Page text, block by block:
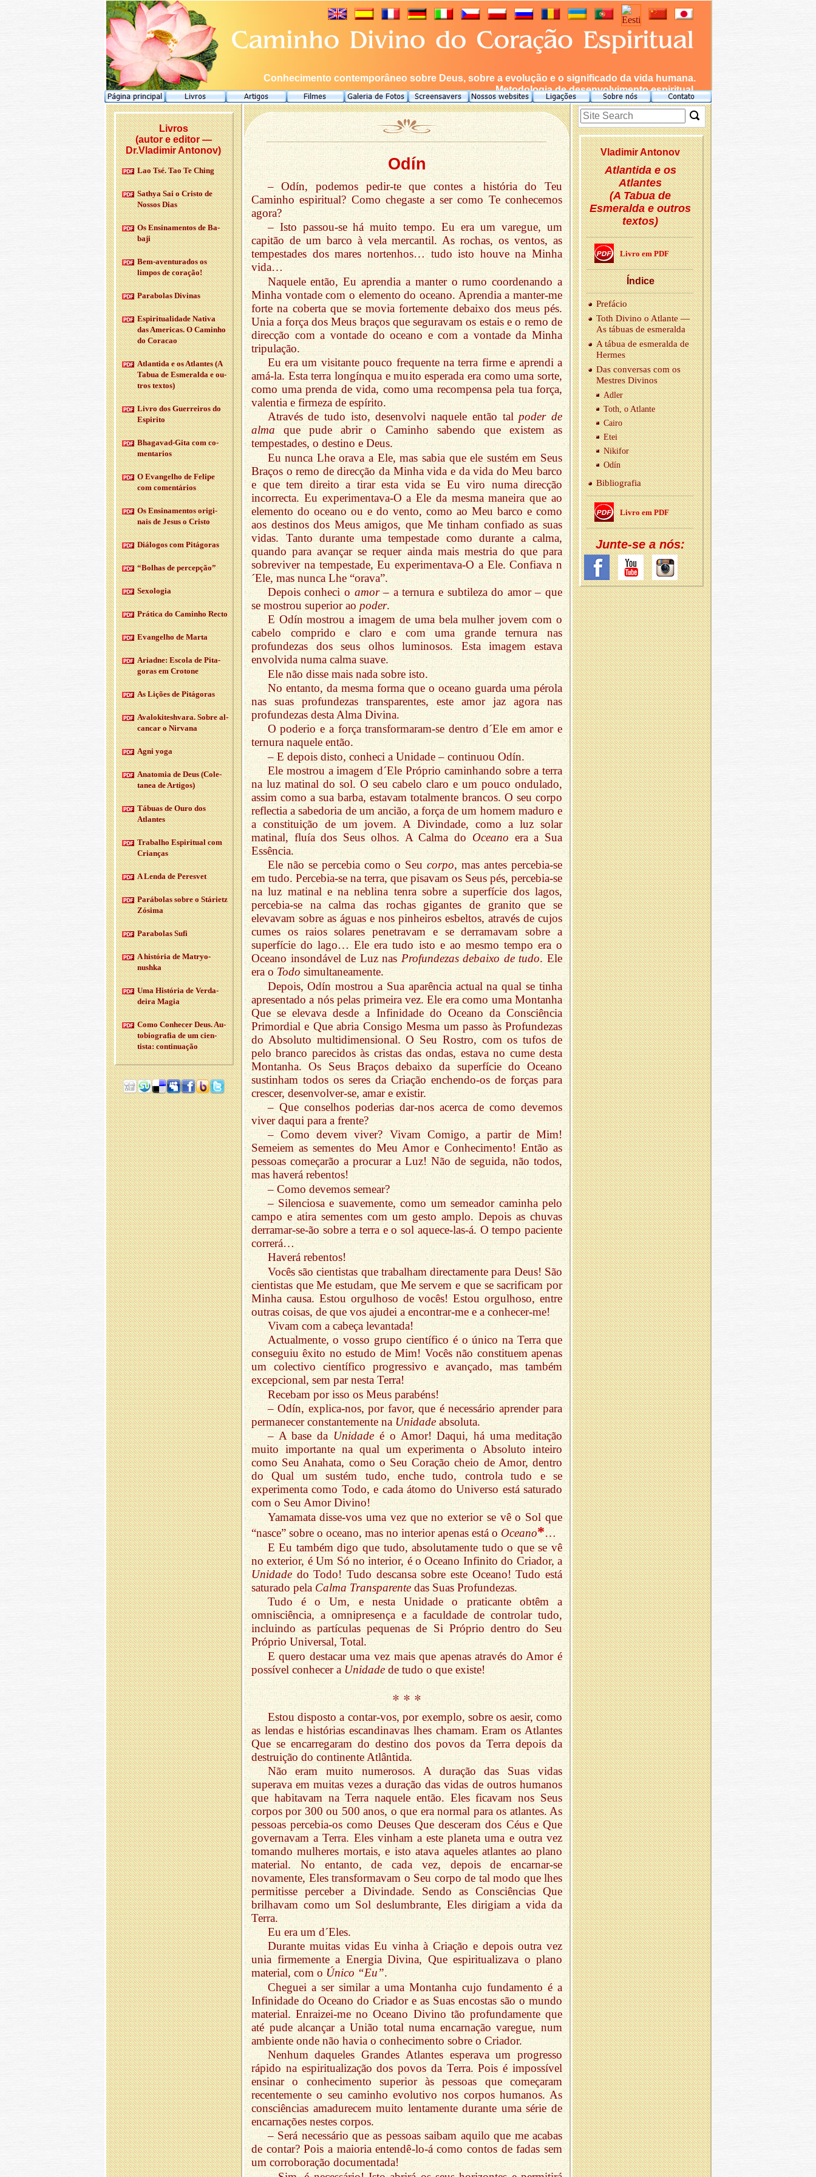
Conhecimento contemporâneo sobre Deus, sobre a evolução e o significado da vida humana.
Metodologia de desenvolvimento espiritual.
Odín
– Odín, podemos pedir-te que contes a história do Teu
Caminho espiritual? Como chegaste a ser como Te conhecemos
agora?
– Isto passou-se há muito tempo. Eu era um varegue, um
capitão de um barco à vela mercantil. As rochas, os ventos, as
tempestades dos mares nortenhos… tudo isto houve na Minha
vida…
Naquele então, Eu aprendia a manter o rumo coordenando a
Minha vontade com o elemento do oceano. Aprendia a manter-me
forte na coberta que se movia fortemente debaixo dos meus pés.
Unia a força dos Meus braços que seguravam os estais e o remo de
direcção com a vontade do oceano e com a vontade da Minha
tripulação.
Eu era um visitante pouco frequente na terra firme e aprendi a
amá-la. Esta terra longínqua e muito esperada era como uma sorte,
como uma prenda de vida, como uma recompensa pela tua força,
valentia e firmeza de espírito.
Através de tudo isto, desenvolvi naquele então talpoder de
almaque pude abrir o Caminho sabendo que existem as
tempestades, o destino e Deus.
Eu nunca Lhe orava a Ele, mas sabia que ele sustém em Seus
Braços o remo de direcção da Minha vida e da vida do Meu barco
e que tem direito a tirar esta vida se Eu viro numa direcção
incorrecta. Eu experimentava-O a Ele da mesma maneira que ao
elemento do oceano ou e do vento, como ao Meu barco e como
aos destinos dos Meus amigos, que Me tinham confiado as suas
vidas. Tanto durante uma tempestade como durante a calma,
quando para avançar se requer ainda mais mestria do que para
sobreviver na tempestade, Eu experimentava-O a Ele. Confiava n
´Ele, mas nunca Lhe “orava”.
Depois conheci oamor– a ternura e subtileza do amor – que
se mostrou superior aopoder.
E Odín mostrou a imagem de uma bela mulher jovem com o
cabelo comprido e claro e com uma grande ternura nas
profundezas dos seus olhos luminosos. Esta imagem estava
envolvida numa calma suave.
Ele não disse mais nada sobre isto.
No entanto, da mesma forma que o oceano guarda uma pérola
nas suas profundezas transparentes, este amor jaz agora nas
profundezas desta Alma Divina.
O poderio e a força transformaram-se dentro d´Ele em amor e
ternura naquele então.
– E depois disto, conheci a Unidade – continuou Odín.
Ele mostrou a imagem d´Ele Próprio caminhando sobre a terra
na luz matinal do sol. O seu cabelo claro e um pouco ondulado,
assim como a sua barba, estavam totalmente brancos. O seu corpo
reflectia a sabedoria de um ancião, a força de um homem maduro e
a constituição de um jovem. A Divindade, como a luz solar
matinal, fluía dos Seus olhos. A Calma do Oceano era a Sua
Essência.
Ele não se percebia como o Seucorpo, mas antes percebia-se
em tudo. Percebia-se na terra, que pisavam os Seus pés, percebia-se
na luz matinal e na neblina tenra sobre a superfície dos lagos,
percebia-se na calma das rochas gigantes de granito que se
elevavam sobre as águas e nos pinheiros esbeltos, através de cujos
cumes os raios solares penetravam e se derramavam sobre a
superfície do lago… Ele era tudo isto e ao mesmo tempo era o
Oceano insondável de Luz nasProfundezas debaixo de tudo. Ele
era oTodosimultaneamente.
Depois, Odín mostrou a Sua aparência actual na qual se tinha
apresentado a nós pelas primeira vez. Ele era como uma Montanha
Que se elevava desde a Infinidade do Oceano da Consciência
Primordial e Que abria Consigo Mesma um passo às Profundezas
do Absoluto multidimensional. O Seu Rostro, com os tufos de
pelo branco parecidos às cristas das ondas, estava no cume desta
Montanha. Os Seus Braços debaixo da superfície do Oceano
sustinham todos os seres da Criação enchendo-os de forças para
crescer, desenvolver-se, amar e existir.
– Que conselhos poderias dar-nos acerca de como devemos
viver daqui para a frente?
– Como devem viver? Vivam Comigo, a partir de Mim!
Semeiem as sementes do Meu Amor e Conhecimento! Então as
pessoas começarão a procurar a Luz! Não de seguida, não todos,
mas haverá rebentos!
– Como devemos semear?
– Silenciosa e suavemente, como um semeador caminha pelo
campo e atira sementes com um gesto amplo. Depois as chuvas
derramar-se-ão sobre a terra e o sol aquece-las-á. O tempo paciente
correrá…
Haverá rebentos!
Vocês são cientistas que trabalham directamente para Deus! São
cientistas que Me estudam, que Me servem e que se sacrificam por
Minha causa. Estou orgulhoso de vocês! Estou orgulhoso, entre
outras coisas, de que vos ajudei a encontrar-me e a conhecer-me!
Vivam com a cabeça levantada!
Actualmente, o vosso grupo científico é o único na Terra que
conseguiu êxito no estudo de Mim! Vocês não constituem apenas
um colectivo científico progressivo e avançado, mas também
excepcional, sem par nesta Terra!
Recebam por isso os Meus parabéns!
– Odín, explica-nos, por favor, que é necessário aprender para
permanecer constantemente na Unidade absoluta.
– A base daUnidadeé o Amor! Daqui, há uma meditação
muito importante na qual um experimenta o Absoluto inteiro
como Seu Anahata, como o Seu Coração cheio de Amor, dentro
do Qual um sustém tudo, enche tudo, controla tudo e se
experimenta como Todo, e cada átomo do Universo está saturado
com o Seu Amor Divino!
Yamamata disse-vos uma vez que no exterior se vê o Sol que
“nasce” sobre o oceano, mas no interior apenas está o Oceano*…
E Eu também digo que tudo, absolutamente tudo o que se vê
no exterior, é Um Só no interior, é o Oceano Infinito do Criador, a
Unidadedo Todo! Tudo descansa sobre este Oceano! Tudo está
saturado pelaCalma Transparentedas Suas Profundezas.
Tudo é o Um, e nesta Unidade o praticante obtêm a
omnisciência, a omnipresença e a faculdade de controlar tudo,
incluindo as partículas pequenas de Si Próprio dentro do Seu
Próprio Universal, Total.
E quero destacar uma vez mais que apenas através do Amor é
possível conhecer aUnidadede tudo o que existe!
* * *
Estou disposto a contar-vos, por exemplo, sobre os aesir, como
as lendas e histórias escandinavas lhes chamam. Eram os Atlantes
Que se encarregaram do destino dos povos da Terra depois da
destruição do continente Atlântida.
Não eram muito numerosos. A duração das Suas vidas
superava em muitas vezes a duração das vidas de outros humanos
que habitavam na Terra naquele então. Eles ficavam nos Seus
corpos por 300 ou 500 anos, o que era normal para os atlantes. As
pessoas percebia-os como Deuses Que desceram dos Céus e Que
governavam a Terra. Eles vinham a este planeta uma e outra vez
tomando mulheres mortais, e isto atava aqueles atlantes ao plano
material. No entanto, de cada vez, depois de encarnar-se
novamente, Eles transformavam o Seu corpo de tal modo que lhes
permitisse perceber a Divindade. Sendo as Consciências Que
brilhavam como um Sol deslumbrante, Eles dirigiam a vida da
Terra.
Eu era um d´Eles.
Durante muitas vidas Eu vinha à Criação e depois outra vez
unia firmemente a Energia Divina, Que espiritualizava o plano
material, com oÚnico “Eu”.
Cheguei a ser similar a uma Montanha cujo fundamento é a
Infinidade do Oceano do Criador e as Suas encostas são o mundo
material. Enraizei-me no Oceano Divino tão profundamente que
até pude alcançar a União total numa encarnação varegue, num
ambiente onde não havia o conhecimento sobre o Criador.
Nenhum daqueles Grandes Atlantes esperava um progresso
rápido na espiritualização dos povos da Terra. Pois é impossível
ensinar o conhecimento superior às pessoas que começaram
recentemente o seu caminho evolutivo nos corpos humanos. As
consciências amadurecem muito lentamente durante uma série de
encarnações nestes corpos.
– Será necessário que as pessoas saibam aquilo que me acabas
de contar? Pois a maioria entendê-lo-á como contos de fadas sem
um corroboração documentada!
Vla­dimir An­tonov
Atlantida e os
Atlantes
(A Tabua de
Esmeralda e outros
textos)
Livro em PDF
Ín­dice
Pre­fácio
Toth Di­vino o Atlante —
As tá­buas de es­me­ralda
A tábua de es­me­ralda de
Hermes
Das con­versas com os
Mes­tres Di­vinos
Adler
Toth, o Atlante
Cairo
Etei
Ni­kifor
Odín
Bi­bli­o­grafia
Livro em PDF
Junte-se a nós:
Livros
(autor e editor —
Dr.Vladimir Antonov)
Lao Tsé. Tao Te Ching
Sathya Sai o Cristo de
Nossos Dias
Os En­si­na­mentos de Ba­
baji
Bem-aven­tu­rados os
limpos de co­ração!
Pa­ra­bolas Di­vinas
Es­pi­ri­tu­a­li­dade Na­tiva
das Ame­ricas. O Ca­minho
do Co­racao
Atlan­tida e os Atlantes (A
Tabua de Es­me­ralda e ou­
tros textos)
Livro dos Guer­reiros do
Es­pi­rito
Bha­gavad-Gita com co­
men­ta­rios
O Evan­gelho de Fe­lipe
com co­men­tá­rios
Os En­si­na­mentos ori­gi­
nais de Jesus o Cristo
Diá­logos com Pi­tá­goras
“Bo­lhas de per­cepção”
Se­xo­logia
Prá­tica do Ca­minho Recto
Evan­gelho de Marta
Ari­adne: Es­cola de Pi­ta­
goras em Cro­tone
As Li­ções de Pi­tá­goras
Ava­lo­ki­tesh­vara. Sobre al­
cancar o Nir­vana
Agni yoga
Ana­tomia de Deus (Co­le­
tanea de Ar­tigos)
Tá­buas de Ouro dos
Atlantes
Tra­balho Es­pi­ri­tual com
Cri­anças
A Lenda de Pe­resvet
Pa­rá­bolas sobre o Stá­rietz
Zó­sima
Pa­ra­bolas Sufi
A his­tória de Ma­tryo­
nushka
Uma His­tória de Ver­da­
deira Magia
Como Co­nhecer Deus. Au­
to­bi­o­grafia de um ci­en­
tista: con­ti­nu­ação